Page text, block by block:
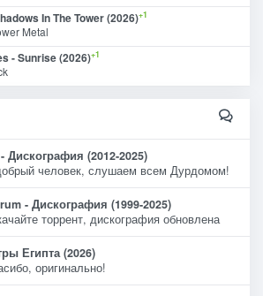
In The Tower (2026)+1
Metal
- Sunrise (2026)+1
(2012-2025)
человек, слушаем всем Дурдомом!
- Дискография (1999-2025)
торрент, дискография обновлена
Египта (2026)
оригинально!